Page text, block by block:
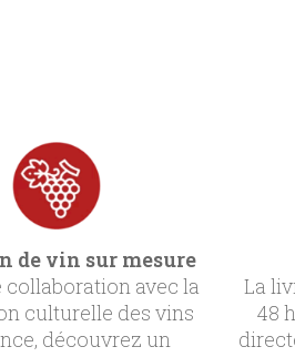
de vin sur mesure
collaboration avec la
culturelle des vins
découvrez un
La
48